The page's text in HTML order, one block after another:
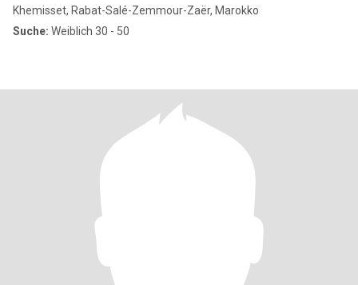
Khemisset, Rabat-Salé-Zemmour-Zaër, Marokko
Suche: Weiblich 30 - 50